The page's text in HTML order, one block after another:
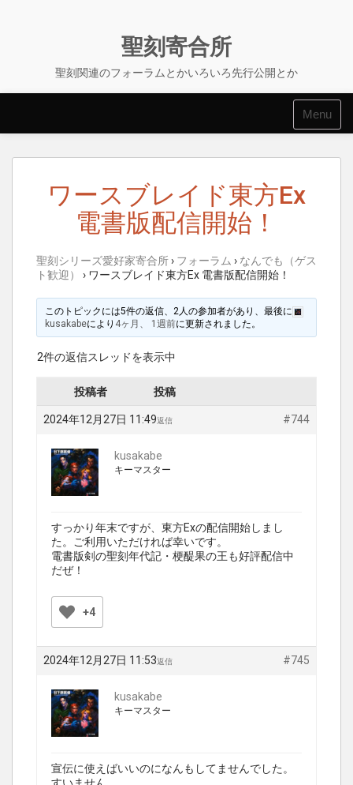
聖刻寄合所
聖刻関連のフォーラムとかいろいろ先行公開とか
Menu
ワースブレイド東方Ex
電書版配信開始！
聖刻シリーズ愛好家寄合所› フォーラム › なんでも（ゲス
ト歓迎）
› ワースブレイド東方Ex 電書版配信開始！
このトピックには5件の返信、2人の参加者があり、最後に
kusakabeにより 4ヶ月、 1週前に更新されました。
2件の返信スレッドを表示中
投稿者 投稿
2024年12月27日 11:49 #744
返信
kusakabe
キーマスター
すっかり年末ですが、東方Exの配信開始しまし
た。ご利用いただければ幸いです。
電書版剣の聖刻年代記・梗醍果の王も好評配信中
だぜ！
+4
2024年12月27日 11:53 #745
返信
kusakabe
キーマスター
宣伝に使えばいいのになんもしてませんでした。